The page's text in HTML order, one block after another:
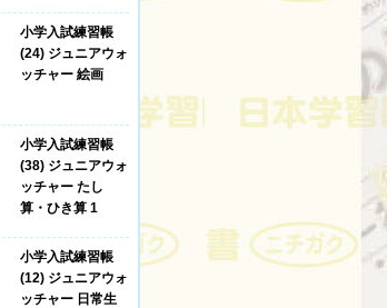
小学入試練習帳
(24) ジュニアウォ
ッチャー 絵画
小学入試練習帳
(38) ジュニアウォ
ッチャー たし
算・ひき算 1
小学入試練習帳
(12) ジュニアウォ
ッチャー 日常生